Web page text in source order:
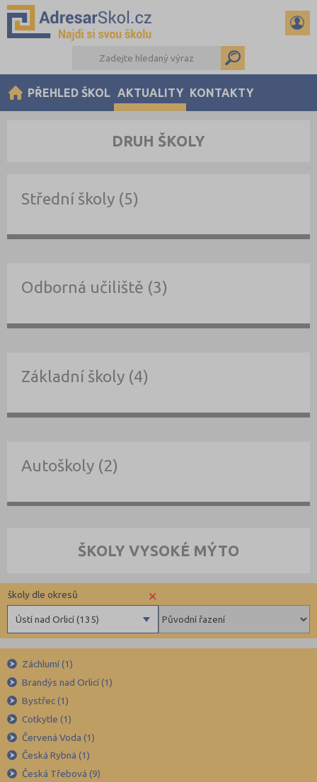
PŘEHLED ŠKOL AKTUALITY KONTAKTY
DRUH ŠKOLY
Střední školy (5)
Odborná učiliště (3)
Základní školy (4)
Autoškoly (2)
ŠKOLY VYSOKÉ MÝTO
×
Ústí nad Orlicí (135)
školy dle okresů
Beroun (85)
Blansko (88)
Brno-město (317)
Brno-venkov (149)
Bruntál (73)
Břeclav (84)
Záchlumí (1)
Brandýs nad Orlicí (1)
Bystřec (1)
Cotkytle (1)
Červená Voda (1)
Česká Rybná (1)
Česká Třebová (9)